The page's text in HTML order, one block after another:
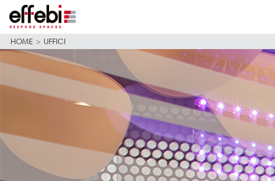
HOME > UFFICI